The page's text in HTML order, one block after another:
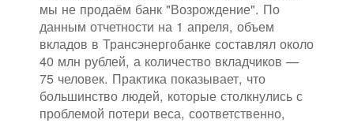
мы не продаём банк "Возрождение". По
данным отчетности на 1 апреля, объем
вкладов в Трансэнергобанке составлял около
40 млн рублей, а количество вкладчиков —
75 человек. Практика показывает, что
большинство людей, которые столкнулись с
проблемой потери веса, соответственно,